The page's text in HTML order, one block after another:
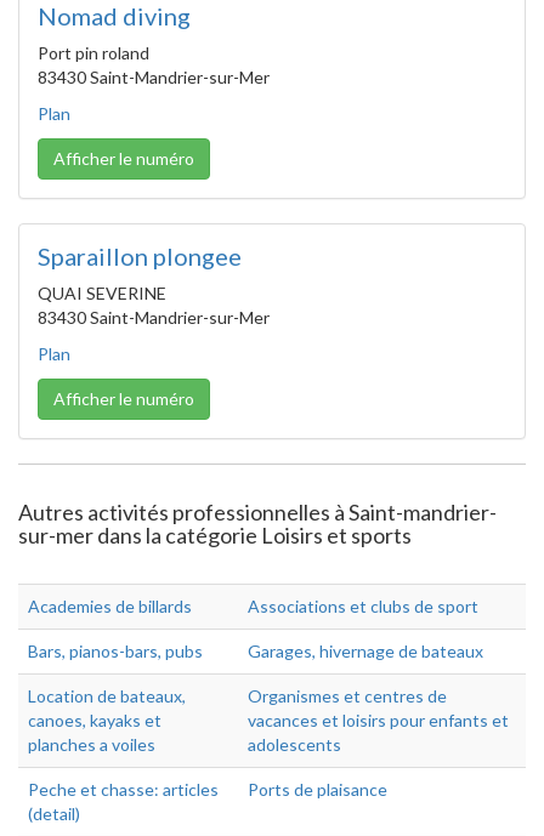
Nomad diving
Port pin roland
83430 Saint-Mandrier-sur-Mer
Plan
Afficher le numéro
Sparaillon plongee
QUAI SEVERINE
83430 Saint-Mandrier-sur-Mer
Plan
Afficher le numéro
Autres activités professionnelles à Saint-mandrier-
sur-mer dans la catégorie Loisirs et sports
Academies de billards Associations et clubs de sport
Bars, pianos-bars, pubs Garages, hivernage de bateaux
Location de bateaux,
canoes, kayaks et
planches a voiles
Organismes et centres de
vacances et loisirs pour enfants et
adolescents
Peche et chasse: articles
(detail)
Ports de plaisance